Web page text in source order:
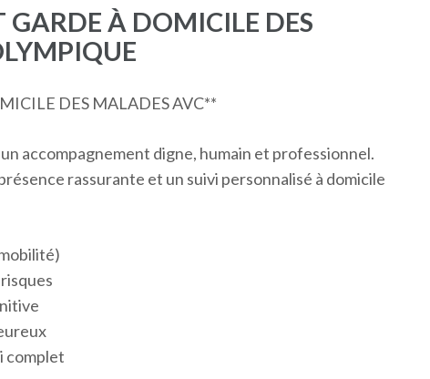
À DOMICILE DES
DES MALADES AVC**
accompagnement digne, humain et professionnel.
rassurante et un suivi personnalisé à domicile
complet